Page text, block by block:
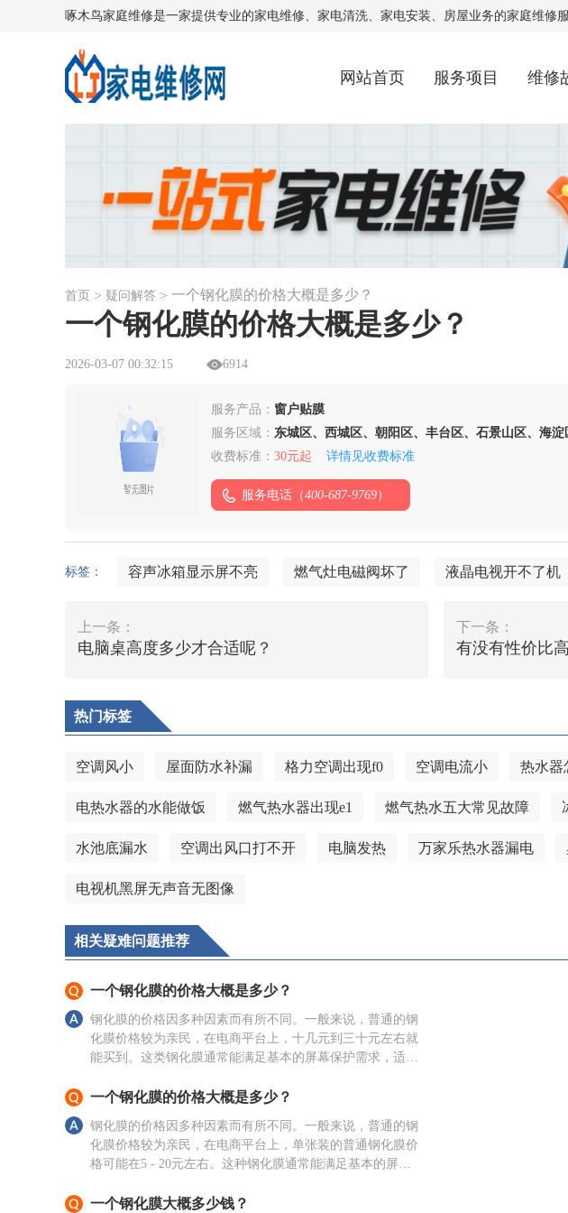
啄木鸟家庭维修是一家提供专业的家电维修、家电清洗、家电安装、房屋业务的家庭维
网站首页 服务项目 维修
首页 > 疑问解答 > 一个钢化膜的价格大概是多少？
一个钢化膜的价格大概是多少？
2026-03-07 00:32:15 6914
服务产品： 窗户贴膜
服务区域： 东城区、西城区、朝阳区、丰台区、石景山区、海淀
头沟区、房山区、通州区、顺义区、昌平区、大兴区
区、平谷区、密云区、延庆区
收费标准： 30元起 详情见收费标准
服务电话（400-687-9769）
标签： 容声冰箱显示屏不亮 燃气灶电磁阀坏了 液晶电视开不了机
上一条：
电脑桌高度多少才合适呢？
下一条：
有没有性价比
热门标签
空调风小 屋面防水补漏 格力空调出现f0 空调电流小 热水器
电热水器的水能做饭 燃气热水器出现e1 燃气热水五大常见故障
水池底漏水 空调出风口打不开 电脑发热 万家乐热水器漏电
电视机黑屏无声音无图像
相关疑难问题推荐
一个钢化膜的价格大概是多少？
钢化膜的价格因多种因素而有所不同。一般来说，普通的钢
化膜价格较为亲民，在电商平台上，十几元到三十元左右就
能买到。这类钢化膜通常能满足基本的屏幕保护需求，适合
一个钢化膜的价格大概是多少？
钢化膜的价格因多种因素而有所不同。一般来说，普通的钢
化膜价格较为亲民，在电商平台上，单张装的普通钢化膜价
格可能在5 - 20元左右。这种钢化膜通常能满足基本的屏幕
一个钢化膜大概多少钱？